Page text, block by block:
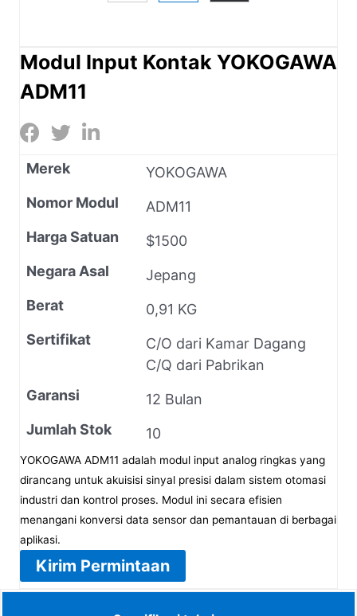
Modul Input Kontak YOKOGAWA
ADM11
Merek
YOKOGAWA
Nomor Modul
ADM11
Harga Satuan
$1500
Negara Asal
Jepang
Berat
0,91 KG
Sertifikat
C/O dari Kamar Dagang
C/Q dari Pabrikan
Garansi
12 Bulan
Jumlah Stok
10
YOKOGAWA ADM11 adalah modul input analog ringkas yang
dirancang untuk akuisisi sinyal presisi dalam sistem otomasi
industri dan kontrol proses. Modul ini secara efisien
menangani konversi data sensor dan pemantauan di berbagai
aplikasi.
Kirim Permintaan